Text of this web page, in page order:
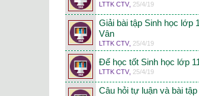
LTTK CTV 25/4/19
Giải bài tập Sinh học lớp
Vân
LTTK CTV 25/4/19
Để học tốt Sinh học lớp
LTTK CTV 25/4/19
Câu hỏi tự luận và bài